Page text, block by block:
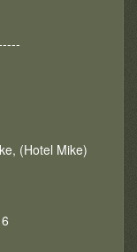
(Hotel Mike)